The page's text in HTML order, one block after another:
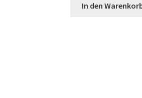
In den